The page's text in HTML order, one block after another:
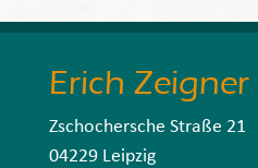
Erich Zeigner
Zschochersche Straße 21
04229 Leipzig